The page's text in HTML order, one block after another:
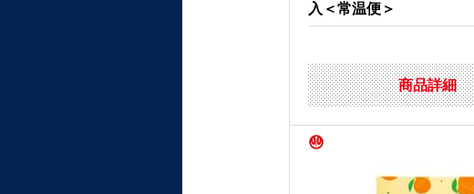
入＜常温便＞
商品詳細